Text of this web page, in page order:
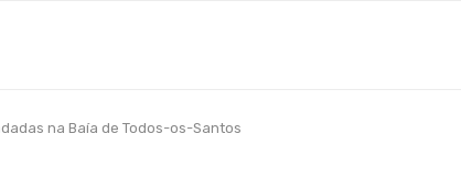
na Baía de Todos-os-Santos